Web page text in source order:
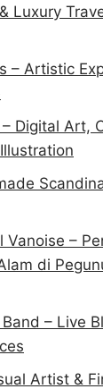
Luxury
– Artistic
Digital Art,
Vanoise –
di
– Live
Artist &